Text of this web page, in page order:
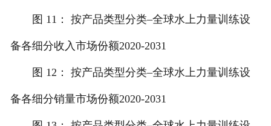
图 11： 按产品类型分类–全球水上力量训练设
备各细分收入市场份额2020-2031
图 12： 按产品类型分类–全球水上力量训练设
备各细分销量市场份额2020-2031